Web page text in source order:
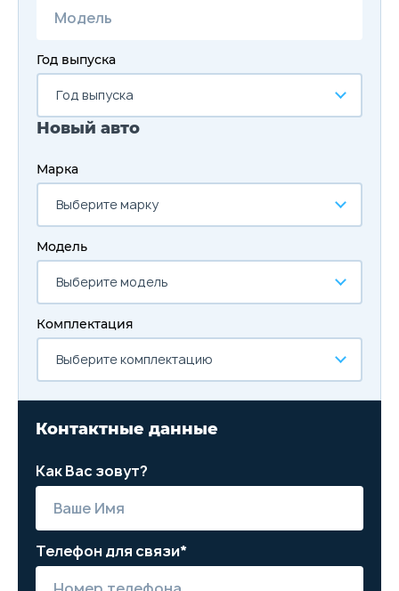
Год выпуска
Год выпуска
Новый авто
Марка
Выберите марку
Модель
Выберите модель
Комплектация
Выберите комплектацию
Контактные данные
Как Вас зовут?
Телефон для связи*